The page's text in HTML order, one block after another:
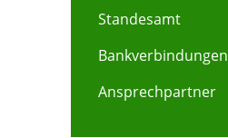
Standesamt
Bankverbindungen
Ansprechpartner